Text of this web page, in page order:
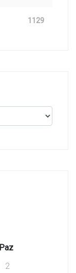
1129
Paz
2